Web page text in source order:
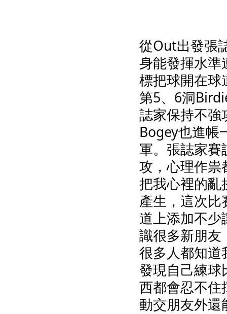
從Out出發張
身能發揮水準
標把球開在球
第5、6洞
誌家保持不強
Bogey也進帳
軍。張誌家賽
攻，心理作祟
把我心裡的亂
產生，這次
道上添加不少
識很多新朋友
很多人都知道
發現自己練球
西都會忍不住
動交朋友外還